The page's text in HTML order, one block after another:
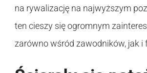
na rywalizację na najwyższym
ten cieszy się ogromnym
zarówno wśród zawodników, jak i